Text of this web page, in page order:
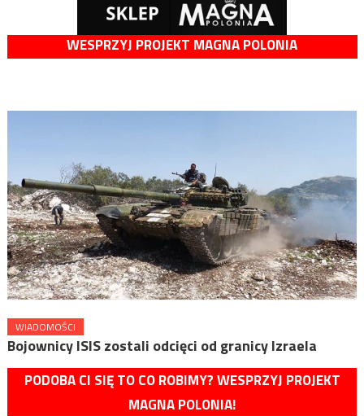
WESPRZYJ PROJEKT MAGNA POLONIA
WIADOMOŚCI
Bojownicy ISIS zostali odcięci od granicy Izraela
PODOBA CI SIĘ TO CO ROBIMY? WESPRZYJ PROJEKT
MAGNA POLONIA!